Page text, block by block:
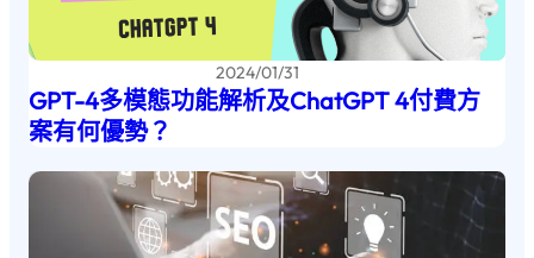
2024/01/31
GPT-4多模態功能解析及ChatGPT 4付費方
案有何優勢？